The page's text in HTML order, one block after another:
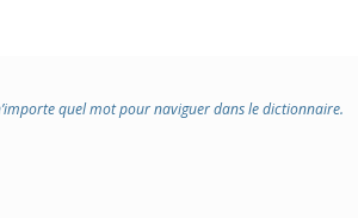
quel mot pour naviguer dans le dictionnaire.